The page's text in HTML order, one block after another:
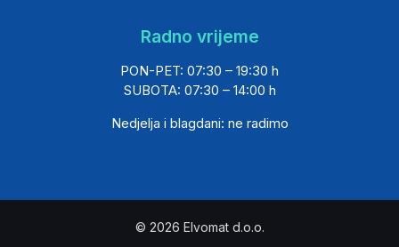
Radno vrijeme
PON-PET: 07:30 – 19:30 h
SUBOTA: 07:30 – 14:00 h
Nedjelja i blagdani: ne radimo
© 2026 Elvomat d.o.o.